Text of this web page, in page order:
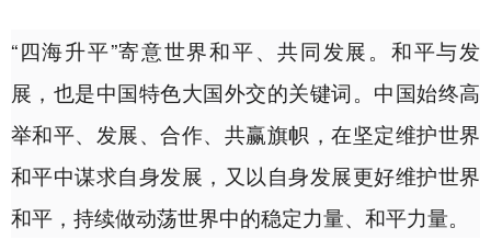
“四海升平”寄意世界和平、共同发展。和平与发
展，也是中国特色大国外交的关键词。中国始终高
举和平、发展、合作、共赢旗帜，在坚定维护世界
和平中谋求自身发展，又以自身发展更好维护世界
和平，持续做动荡世界中的稳定力量、和平力量。